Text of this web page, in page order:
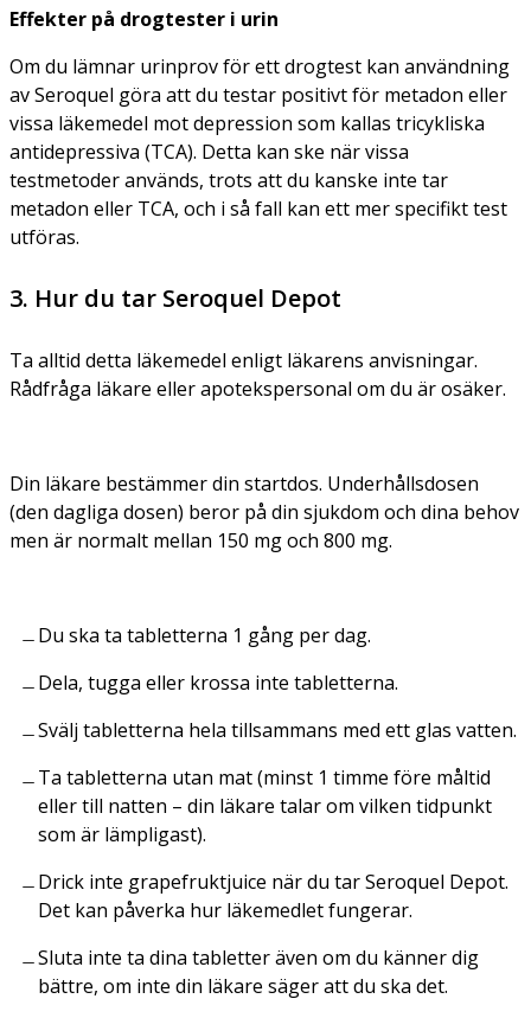
Effekter på drogtester i urin
Om du lämnar urinprov för ett drogtest kan användning
av Seroquel göra att du testar positivt för metadon eller
vissa läkemedel mot depression som kallas tricykliska
antidepressiva (TCA). Detta kan ske när vissa
testmetoder används, trots att du kanske inte tar
metadon eller TCA, och i så fall kan ett mer specifikt test
utföras.
3. Hur du tar Seroquel Depot
Ta alltid detta läkemedel enligt läkarens anvisningar.
Rådfråga läkare eller apotekspersonal om du är osäker.
Din läkare bestämmer din startdos. Underhållsdosen
(den dagliga dosen) beror på din sjukdom och dina behov
men är normalt mellan 150 mg och 800 mg.
Du ska ta tabletterna 1 gång per dag.
Dela, tugga eller krossa inte tabletterna.
Svälj tabletterna hela tillsammans med ett glas vatten.
Ta tabletterna utan mat (minst 1 timme före måltid
eller till natten – din läkare talar om vilken tidpunkt
som är lämpligast).
Drick inte grapefruktjuice när du tar Seroquel Depot.
Det kan påverka hur läkemedlet fungerar.
Sluta inte ta dina tabletter även om du känner dig
bättre, om inte din läkare säger att du ska det.